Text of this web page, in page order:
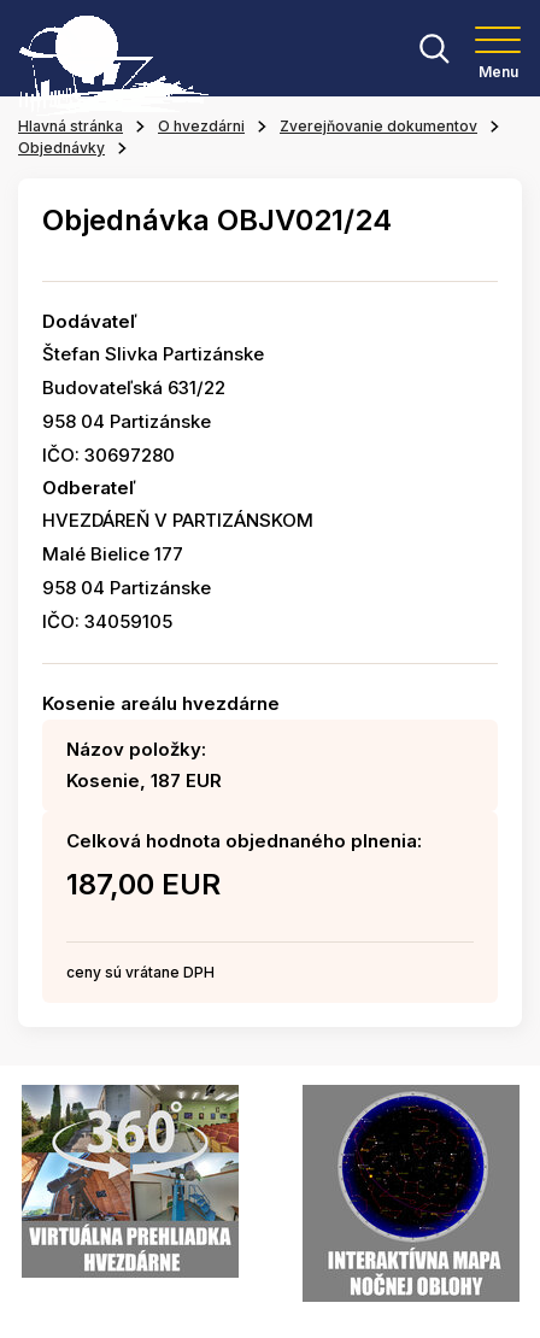
Menu
Hlavná stránka O hvezdárni
Zverejňovanie dokumentov
Objednávky
Objednávka OBJV021/24
Dodávateľ
Štefan Slivka Partizánske
Budovateľská 631/22
958 04 Partizánske
IČO: 30697280
Odberateľ
HVEZDÁREŇ V PARTIZÁNSKOM
Malé Bielice 177
958 04 Partizánske
IČO: 34059105
Kosenie areálu hvezdárne
Názov položky:
Kosenie, 187 EUR
Celková hodnota objednaného plnenia:
187,00 EUR
ceny sú vrátane DPH